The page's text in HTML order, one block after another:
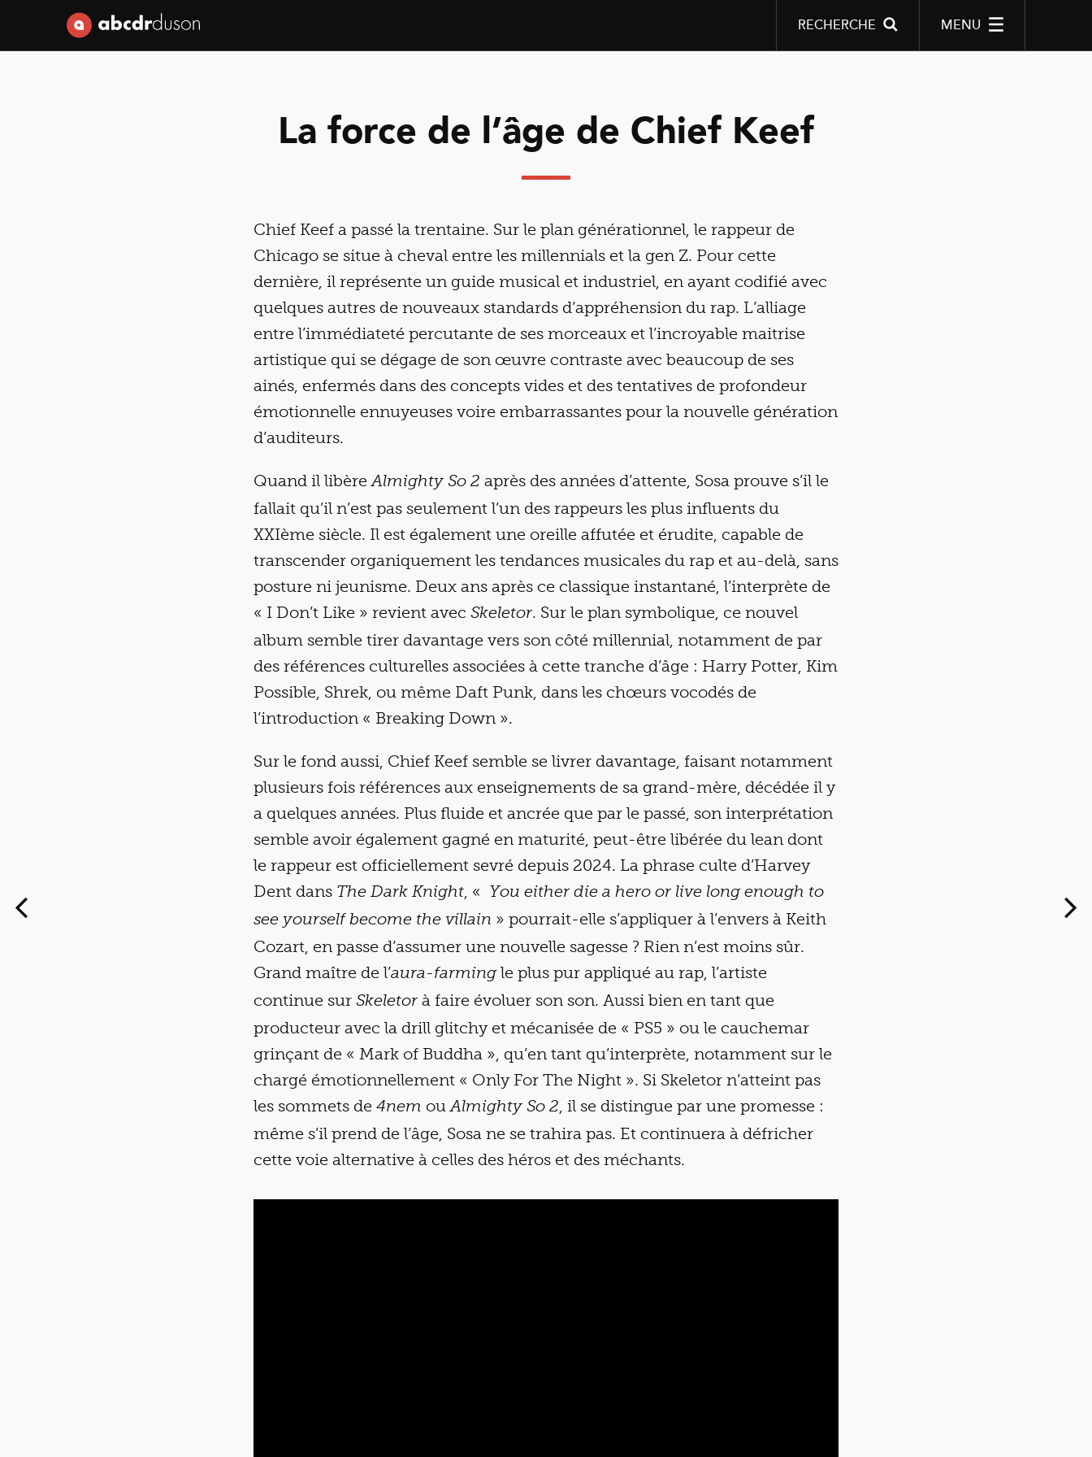
MENU
RECHERCHE
Abcdr du Son
La force de l’âge de Chief Keef
Chief Keef a passé la trentaine. Sur le plan générationnel, le rappeur de
Chicago se situe à cheval entre les millennials et la gen Z. Pour cette
dernière, il représente un guide musical et industriel, en ayant codifié avec
quelques autres de nouveaux standards d’appréhension du rap. L’alliage
entre l’immédiateté percutante de ses morceaux et l’incroyable maitrise
artistique qui se dégage de son œuvre contraste avec beaucoup de ses
ainés, enfermés dans des concepts vides et des tentatives de profondeur
émotionnelle ennuyeuses voire embarrassantes pour la nouvelle génération
d’auditeurs.
Quand il libèreAlmighty So 2 après des années d’attente, Sosa prouve s’il le
fallait qu’il n’est pas seulement l’un des rappeurs les plus influents du
XXIème siècle. Il est également une oreille affutée et érudite, capable de
transcender organiquement les tendances musicales du rap et au-delà, sans
posture ni jeunisme. Deux ans après ce classique instantané, l’interprète de
« I Don’t Like » revient avec Skeletor. Sur le plan symbolique, ce nouvel
album semble tirer davantage vers son côté millennial, notamment de par
des références culturelles associées à cette tranche d’âge : Harry Potter, Kim
Possible, Shrek, ou même Daft Punk, dans les chœurs vocodés de
l’introduction « Breaking Down ».
Sur le fond aussi, Chief Keef semble se livrer davantage, faisant notamment
plusieurs fois références aux enseignements de sa grand-mère, décédée il y
a quelques années. Plus fluide et ancrée que par le passé, son interprétation
semble avoir également gagné en maturité, peut-être libérée du lean dont
le rappeur est officiellement sevré depuis 2024. La phrase culte d’Harvey
Dent dans The Dark Knight, «
You either die a hero or live long enough to
see yourself become the villain » pourrait-elle s’appliquer à l’envers à Keith
Cozart, en passe d’assumer une nouvelle sagesse ? Rien n’est moins sûr.
Grand maître de l’aura-farmingle plus pur appliqué au rap, l’artiste
continue sur Skeletor à faire évoluer son son. Aussi bien en tant que
producteur avec la drill glitchy et mécanisée de « PS5 » ou le cauchemar
grinçant de « Mark of Buddha », qu’en tant qu’interprète, notamment sur le
chargé émotionnellement « Only For The Night ». Si Skeletor n’atteint pas
les sommets de 4nem ouAlmighty So 2, il se distingue par une promesse :
même s’il prend de l’âge, Sosa ne se trahira pas. Et continuera à défricher
cette voie alternative à celles des héros et des méchants.